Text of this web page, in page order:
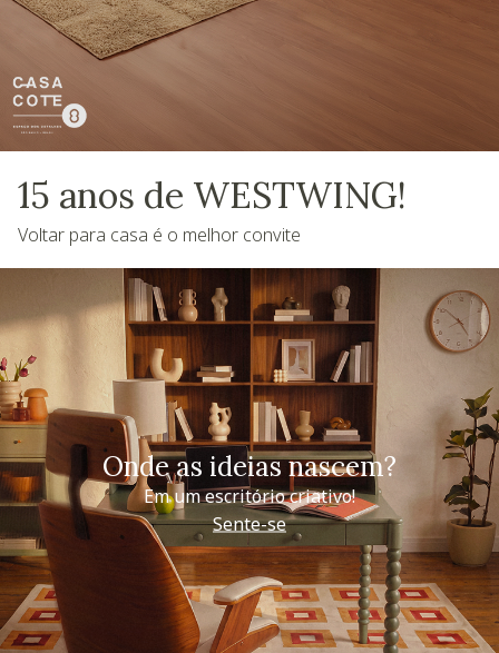
15 anos de WESTWING!
Voltar para casa é o melhor convite
Onde as ideias nascem?
Em um escritório criativo!
Sente-se